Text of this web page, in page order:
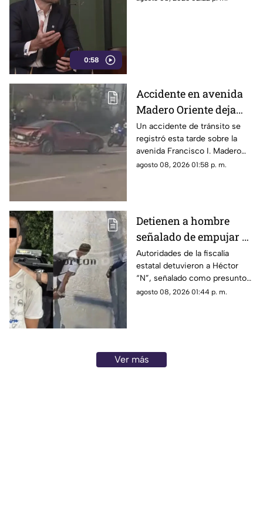
0:58
Accidente en avenida
Madero Oriente deja
daños materiales en
Morelia
Un accidente de tránsito se
registró esta tarde sobre la
avenida Francisco I. Madero
Oriente, en Morelia, a la altura
agosto 08, 2026 01:58 p. m.
Detienen a hombre
señalado de empujar a
adulto mayor que
murió arrollado por
tráiler
Autoridades de la fiscalía
estatal detuvieron a Héctor
“N”, señalado como presunto
responsable de empujar a un
agosto 08, 2026 01:44 p. m.
Ver más